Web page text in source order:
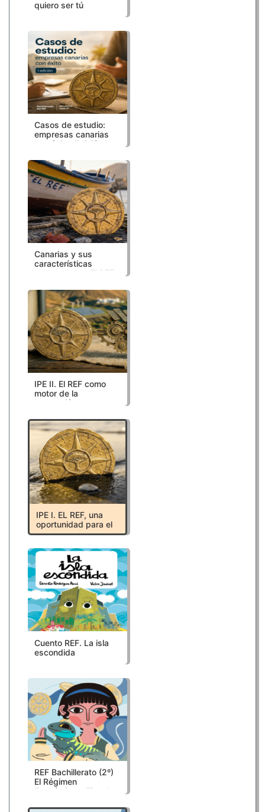
quiero ser tú
Casos de estudio:
empresas canarias
con éxito. Edición I
Canarias y sus
características
estructurales: El REF
compensación
IPE II. El REF como
motor de la
Innovación,
Digitalización en
Canarias
IPE I. EL REF, una
oportunidad para el
empleo y el
Canarias
Cuento REF. La isla
escondida
REF Bachillerato (2º)
El Régimen
Económico y Fiscal